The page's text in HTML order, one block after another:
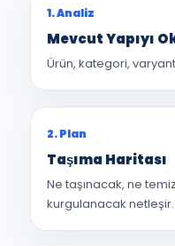
1. Analiz
Mevcut Yapıyı
Ürün, kategori,
2. Plan
Taşıma Haritası
Ne taşınacak, ne
kurgulanacak netleşir.